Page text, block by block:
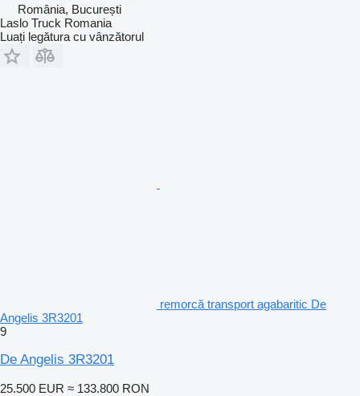
România, București
Laslo Truck Romania
Luați legătura cu vânzătorul
remorcă transport agabaritic De
Angelis 3R3201
9
De Angelis 3R3201
25.500 EUR ≈ 133.800 RON